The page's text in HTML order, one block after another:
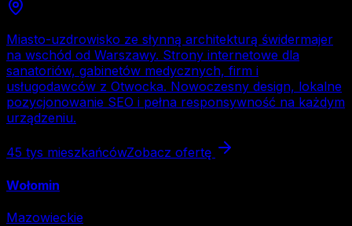
Miasto-uzdrowisko ze słynną architekturą świdermajer
na wschód od Warszawy. Strony internetowe dla
sanatoriów, gabinetów medycznych, firm i
usługodawców z Otwocka. Nowoczesny design, lokalne
pozycjonowanie SEO i pełna responsywność na każdym
urządzeniu.
45 tys mieszkańcówZobacz ofertę
Wołomin
Mazowieckie